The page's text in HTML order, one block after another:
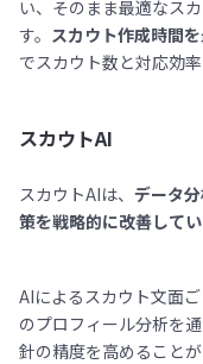
い、そのまま最適なス
す。 スカウト作成時間
でスカウト数と対応効
スカウトAI
スカウトAIは、 データ
策を戦略的に改善して
AIによるスカウト文面
のプロフィール分析を
針の精度を高めること